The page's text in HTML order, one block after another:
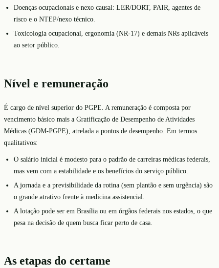
Doenças ocupacionais e nexo causal: LER/DORT, PAIR, agentes de
risco e o NTEP/nexo técnico.
Toxicologia ocupacional, ergonomia (NR-17) e demais NRs aplicáveis
ao setor público.
Nível e remuneração
É cargo de nível superior do PGPE. A remuneração é composta por
vencimento básico mais a Gratificação de Desempenho de Atividades
Médicas (GDM-PGPE), atrelada a pontos de desempenho. Em termos
qualitativos:
O salário inicial é modesto para o padrão de carreiras médicas federais,
mas vem com a estabilidade e os benefícios do serviço público.
A jornada e a previsibilidade da rotina (sem plantão e sem urgência) são
o grande atrativo frente à medicina assistencial.
A lotação pode ser em Brasília ou em órgãos federais nos estados, o que
pesa na decisão de quem busca ficar perto de casa.
As etapas do certame